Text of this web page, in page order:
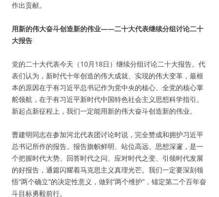
作出贡献。
用新的伟大奋斗创造新的伟业——二十大代表继续分组讨论二十
大报告
党的二十大代表今天（10月18日）继续分组讨论二十大报告。代
表们认为，新时代十年创造的伟大成就、实现的伟大变革，最根
本的原因在于有习近平总书记作为党中央的核心、全党的核心掌
舵领航，在于有习近平新时代中国特色社会主义思想科学指引。
新起点新征程上，我们一定能用新的伟大奋斗创造新的伟业。
曹建明同志在参加河北代表团讨论时说，完全赞成和拥护习近平
总书记所作的报告。报告旗帜鲜明、站位高远、思想深邃，是一
个把握时代大势、回答时代之问、应对时代之变、引领时代发展
的好报告，通篇闪耀着马克思主义真理光芒。我们一定要深刻领
悟“两个确立”的决定性意义，做到“两个维护”，锚定第二个百年奋
斗目标勇毅前行。